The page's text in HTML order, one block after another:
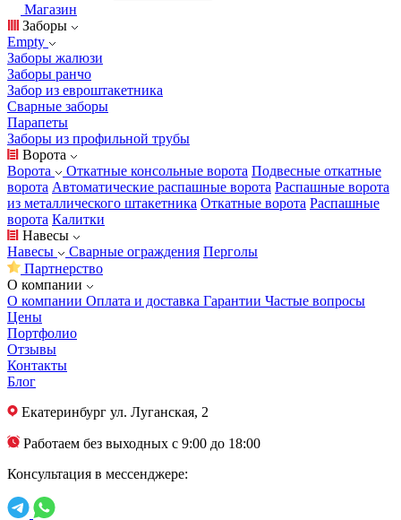
Магазин
Заборы
Empty
Заборы жалюзи
Заборы ранчо
Забор из евроштакетника
Сварные заборы
Парапеты
Заборы из профильной трубы
Ворота
Ворота
Откатные консольные ворота Подвесные откатные
ворота Автоматические распашные ворота Распашные ворота
из металлического штакетника Откатные ворота Распашные
ворота Калитки
Навесы
Навесы
Сварные ограждения Перголы
Партнерство
О компании
О компании Оплата и доставка Гарантии Частые вопросы
Цены
Портфолио
Отзывы
Контакты
Блог
Екатеринбург ул. Луганская, 2
Работаем без выходных с 9:00 до 18:00
Консультация в мессенджере: